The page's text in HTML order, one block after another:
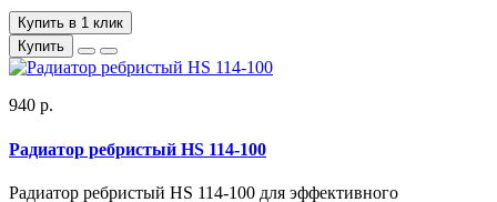
Купить в 1 клик
Купить
940 р.
Радиатор ребристый HS 114-100
Радиатор ребристый HS 114-100 для эффективного